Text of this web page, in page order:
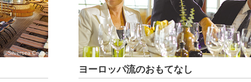
©Silversea Cruise
ヨーロッパ流のおもてなし